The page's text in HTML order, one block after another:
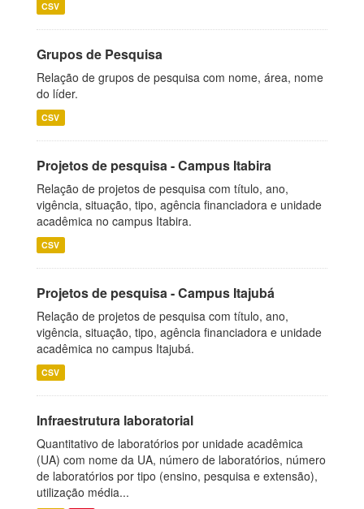
CSV
Grupos de Pesquisa
Relação de grupos de pesquisa com nome, área, nome
do líder.
CSV
Projetos de pesquisa - Campus Itabira
Relação de projetos de pesquisa com título, ano,
vigência, situação, tipo, agência financiadora e unidade
acadêmica no campus Itabira.
CSV
Projetos de pesquisa - Campus Itajubá
Relação de projetos de pesquisa com título, ano,
vigência, situação, tipo, agência financiadora e unidade
acadêmica no campus Itajubá.
CSV
Infraestrutura laboratorial
Quantitativo de laboratórios por unidade acadêmica
(UA) com nome da UA, número de laboratórios, número
de laboratórios por tipo (ensino, pesquisa e extensão),
utilização média...